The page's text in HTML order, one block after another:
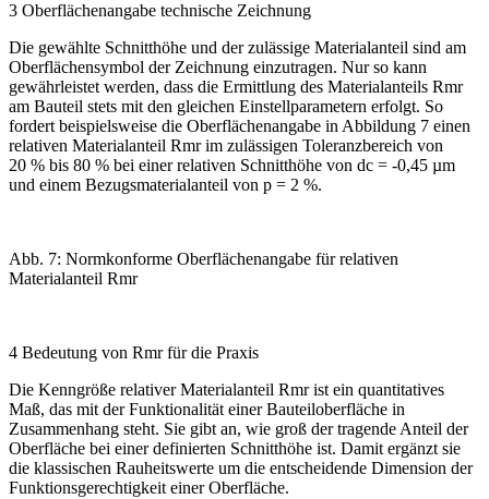
3 Oberflächenangabe ­technische Zeichnung
Die gewählte Schnitthöhe und der zulässige Materialanteil sind am
Oberflächensymbol der Zeichnung einzutragen. Nur so kann
gewährleistet werden, dass die Ermittlung des Materialanteils Rmr
am Bauteil stets mit den gleichen Einstellparametern erfolgt. So
fordert beispielsweise die Oberflächenangabe in Abbildung 7 einen
relativen Materialanteil Rmr im zulässigen Toleranzbereich von
20 % bis 80 % bei einer relativen Schnitthöhe von dc = -0,45 µm
und einem Bezugsmaterialanteil von p = 2 %.
Abb. 7: Normkonforme Oberflächenangabe für relativen
Materialanteil Rmr
4 Bedeutung von Rmr für die Praxis
Die Kenngröße relativer Materialanteil Rmrist ein quantitatives
Maß, das mit der Funktionalität einer Bauteiloberfläche in
Zusammenhang steht. Sie gibt an, wie groß der tragende Anteil der
Oberfläche bei einer definierten Schnitthöhe ist. Damit ergänzt sie
die klassischen Rauheitswerte um die entscheidende Dimension der
Funktionsgerechtigkeit einer Oberfläche.